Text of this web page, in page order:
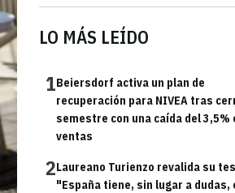
LO MÁS LEÍDO
1Beiersdorf activa un plan de
recuperación para NIVEA tras
semestre con una caída del 3,5%
ventas
2Laureano Turienzo revalida su
"España tiene, sin lugar a dudas,